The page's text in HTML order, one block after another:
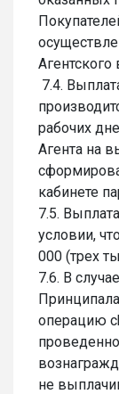
Агентского
7.4.
рабочих
Агента на
кабинете
7.5.
условии,
000 (трех
7.6. В
операцию
не